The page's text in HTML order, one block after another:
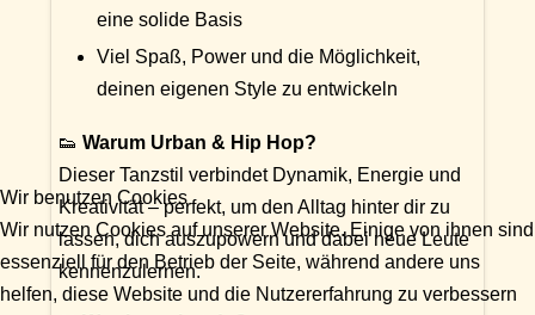
eine solide Basis
Viel Spaß, Power und die Möglichkeit,
deinen eigenen Style zu entwickeln
👟 Warum Urban & Hip Hop?
Dieser Tanzstil verbindet Dynamik, Energie und
Kreativität – perfekt, um den Alltag hinter dir zu
lassen, dich auszupowern und dabei neue Leute
kennenzulernen.
Wir benutzen Cookies
Wir nutzen Cookies auf unserer Website. Einige von ihnen sind
essenziell für den Betrieb der Seite, während andere uns
helfen, diese Website und die Nutzererfahrung zu verbessern